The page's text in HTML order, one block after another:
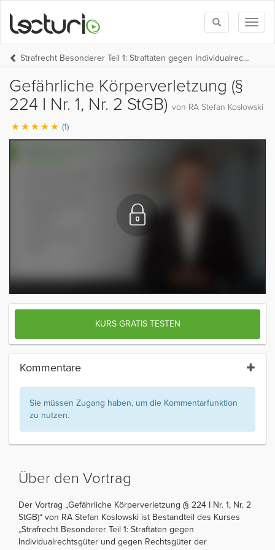
Toggle
search
Strafrecht Besonderer Teil 1: Straftaten gegen Individualrechtsgüter und gegen Rechtsgüter der Allgemeinheit
Gefährliche Körperverletzung (§
224 I Nr. 1, Nr. 2 StGB) von RA Stefan Koslowski
(1)
KURS GRATIS TESTEN
Kommentare
Sie müssen Zugang haben, um die Kommentarfunktion
zu nutzen.
Über den Vortrag
Der Vortrag „Gefährliche Körperverletzung (§ 224 I Nr. 1, Nr. 2
StGB)“ von RA Stefan Koslowski ist Bestandteil des Kurses
„Strafrecht Besonderer Teil 1: Straftaten gegen
Individualrechtsgüter und gegen Rechtsgüter der